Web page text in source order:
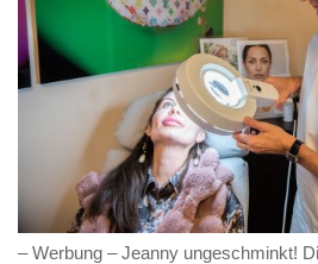
– Werbung – Jeanny ungeschminkt!